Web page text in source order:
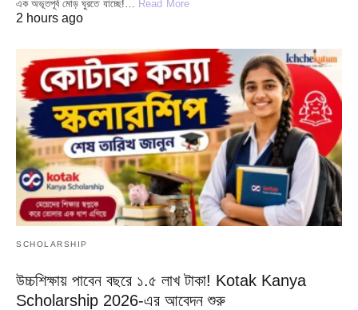
এক অভূতপূর্ব মোড় ঘুরতে যাচ্ছে!… Read More
2 hours ago
SCHOLARSHIP
উচ্চশিক্ষায় পাবেন বছরে ১.৫ লাখ টাকা! Kotak Kanya
Scholarship 2026-এর আবেদন শুরু